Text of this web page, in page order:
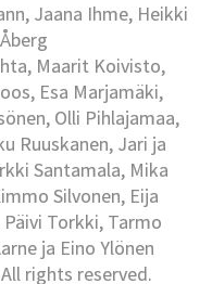
Jaana Ihme, Heikki
Maarit Koivisto,
Esa Marjamäki,
Olli Pihlajamaa,
Ruuskanen, Jari ja
Santamala, Mika
Silvonen, Eija
Torkki, Tarmo
ja Eino Ylönen
rights reserved.